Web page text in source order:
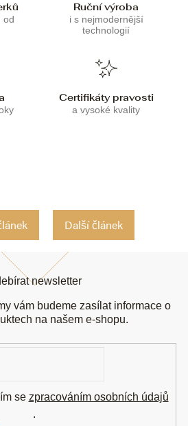
od
Ruční výroba
i s nejmodernější
technologií
Certifikáty pravosti
a vysoké kvality
Další článek
newsletter
vám budeme zasílat informace o
na našem e-shopu.
se zpracováním osobních údajů
.